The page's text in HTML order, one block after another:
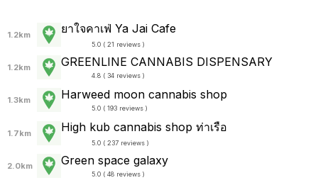
1.2km ยาใจคาเฟ่ Ya Jai Cafe
5.0 ( 21 reviews )
1.2km GREENLINE CANNABIS DISPENSARY
4.8 ( 34 reviews )
1.3km Harweed moon cannabis shop
5.0 ( 193 reviews )
1.7km High kub cannabis shop ท่าเรือ
5.0 ( 237 reviews )
2.0km Green space galaxy
5.0 ( 48 reviews )